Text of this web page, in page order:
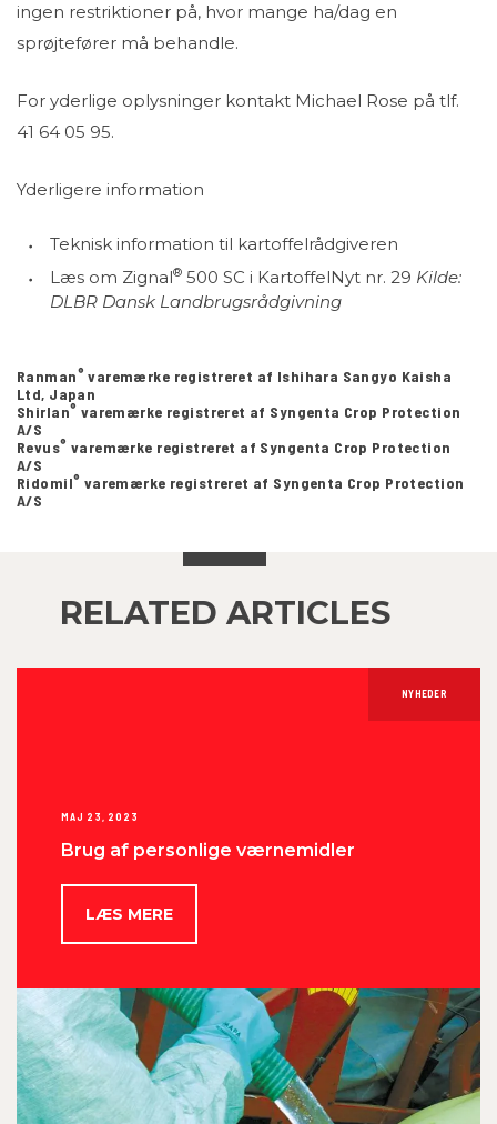
ingen restriktioner på, hvor mange ha/dag en
sprøjtefører må behandle.
For yderlige oplysninger kontakt Michael Rose på tlf.
41 64 05 95.
Yderligere information
Teknisk information til kartoffelrådgiveren
Læs om Zignal® 500 SC i KartoffelNyt nr. 29 Kilde:
DLBR Dansk Landbrugsrådgivning
Ranman® varemærke registreret af Ishihara Sangyo Kaisha
Ltd, Japan
Shirlan® varemærke registreret af Syngenta Crop Protection
A/S
Revus® varemærke registreret af Syngenta Crop Protection
A/S
Ridomil® varemærke registreret af Syngenta Crop Protection
A/S
RELATED ARTICLES
NYHEDER
MAJ 23, 2023
Brug af personlige værnemidler
LÆS MERE